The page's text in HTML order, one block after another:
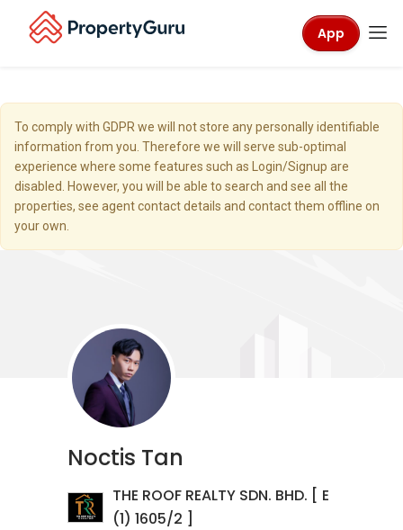
App
To comply with GDPR we will not store any personally identifiable
information from you. Therefore we will serve sub-optimal
experience where some features such as Login/Signup are
disabled. However, you will be able to search and see all the
properties, see agent contact details and contact them offline on
your own.
Noctis Tan
THE ROOF REALTY SDN. BHD. [ E
(1) 1605/2 ]